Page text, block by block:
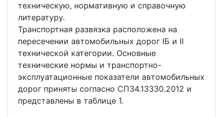
техническую, нормативную и справочную
литературу.
Транспортная развязка расположена на
пересечении автомобильных дорог IБ и II
технической категории. Основные
технические нормы и транспортно-
эксплуатационные показатели автомобильных
дорог приняты согласно СП34.13330.2012 и
представлены в таблице 1.